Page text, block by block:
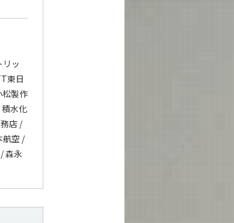
ッ
東日
松製作
水化
店 /
航空 /
森永